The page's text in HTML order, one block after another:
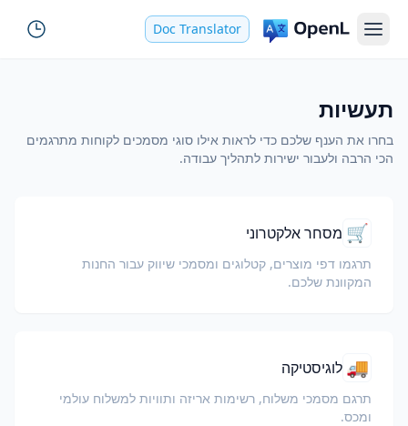
Doc Translator
תעשיות
בחרו את הענף שלכם כדי לראות אילו סוגי מסמכים לקוחות מתרגמים
הכי הרבה ולעבור ישירות לתהליך עבודה.
🛒 מסחר אלקטרוני
תרגמו דפי מוצרים, קטלוגים ומסמכי שיווק עבור החנות
המקוונת שלכם.
🚚 לוגיסטיקה
תרגם מסמכי משלוח, רשימות אריזה ותוויות למשלוח עולמי
ומכס.